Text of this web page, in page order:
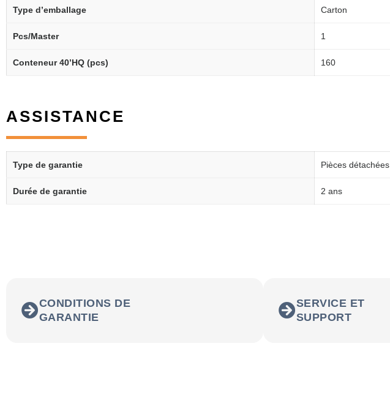
Type d’emballage Carton
Pcs/Master 1
Conteneur 40’HQ (pcs) 160
ASSISTANCE
Type de garantie Pièces détachées
Durée de garantie 2 ans
CONDITIONS DE
GARANTIE
SERVICE ET
SUPPORT